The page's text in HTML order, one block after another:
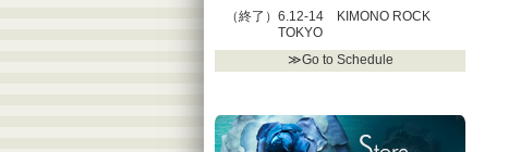
（終了）6.12-14 KIMONO ROCK
TOKYO
≫Go to Schedule